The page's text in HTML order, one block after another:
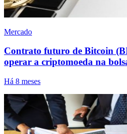
Mercado
Contrato futuro de Bitcoin
operar a criptomoeda na
Há 8 meses